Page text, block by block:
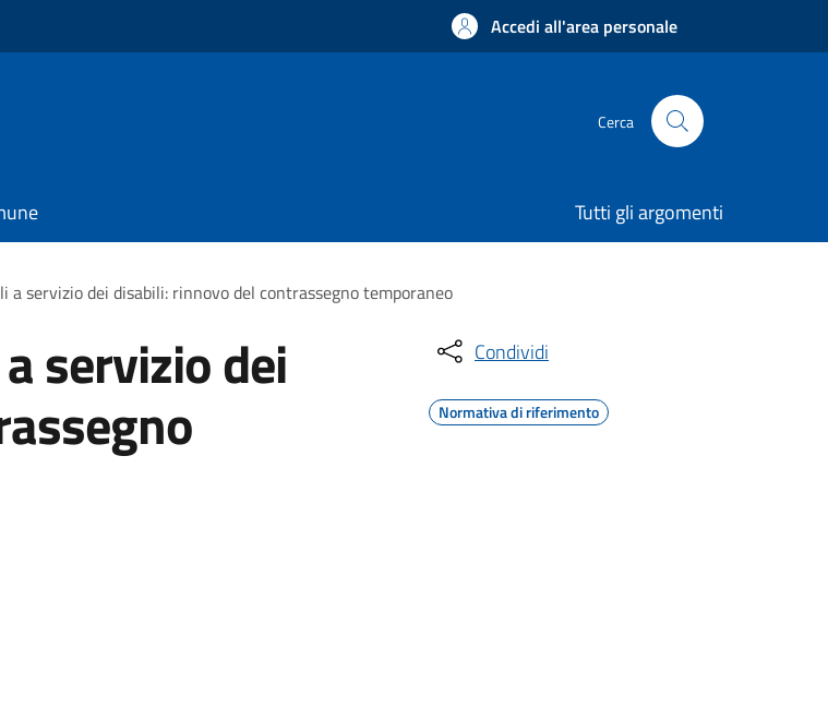
Accedi all'area personale
Cerca
Tutti gli argomenti
a servizio dei disabili: rinnovo del contrassegno temporaneo
servizio dei Condividi
Normativa di riferimento